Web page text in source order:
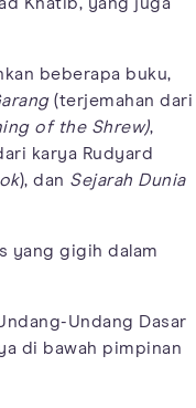
beberapa buku,
(terjemahan dari
of the Shrew),
karya Rudyard
), dan Sejarah Dunia
yang gigih dalam
Undang Dasar
di bawah pimpinan